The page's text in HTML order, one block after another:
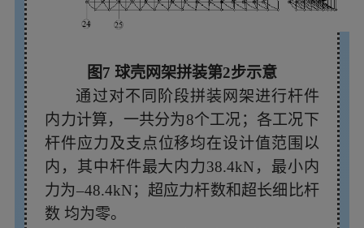
图7 球壳网架拼装第2步示意
通过对不同阶段拼装网架进行杆件
内力计算，一共分为8个工况；各工况下
杆件应力及支点位移均在设计值范围以
内，其中杆件最大内力38.4kN，最小内
力为–48.4kN；超应力杆数和超长细比杆
数 均为零。